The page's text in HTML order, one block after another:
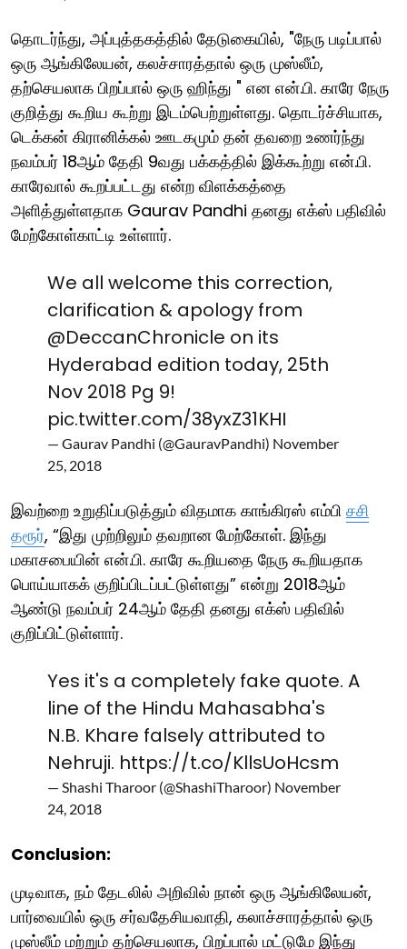
தொடர்ந்து, அப்புத்தகத்தில் தேடுகையில், "நேரு படிப்பால்
ஒரு ஆங்கிலேயன், கலச்சாரத்தால் ஒரு முஸ்லீம்,
தற்செயலாக பிறப்பால் ஒரு ஹிந்து " என என்.பி. காரே நேரு
குறித்து கூறிய கூற்று இடம்பெற்றுள்ளது. தொடர்ச்சியாக,
டெக்கன் கிரானிக்கல் ஊடகமும் தன் தவறை உணர்ந்து
நவம்பர் 18ஆம் தேதி 9வது பக்கத்தில் இக்கூற்று என்.பி.
காரேவால் கூறப்பட்டது என்ற விளக்கத்தை
அளித்துள்ளதாக Gaurav Pandhi தனது எக்ஸ் பதிவில்
மேற்கோள்காட்டி உள்ளார்.
We all welcome this correction,
clarification & apology from
@DeccanChronicle on its
Hyderabad edition today, 25th
Nov 2018 Pg 9!
pic.twitter.com/38yxZ31KHI
— Gaurav Pandhi (@GauravPandhi) November
25, 2018
இவற்றை உறுதிப்படுத்தும் விதமாக காங்கிரஸ் எம்பி சசி
தரூர், “இது முற்றிலும் தவறான மேற்கோள். இந்து
மகாசபையின் என்.பி. காரே கூறியதை நேரு கூறியதாக
பொய்யாகக் குறிப்பிடப்பட்டுள்ளது” என்று 2018ஆம்
ஆண்டு நவம்பர் 24ஆம் தேதி தனது எக்ஸ் பதிவில்
குறிப்பிட்டுள்ளார்.
Yes it's a completely fake quote. A
line of the Hindu Mahasabha's
N.B. Khare falsely attributed to
Nehruji. https://t.co/KllsUoHcsm
— Shashi Tharoor (@ShashiTharoor) November
24, 2018
Conclusion:
முடிவாக, நம் தேடலில் அறிவில் நான் ஒரு ஆங்கிலேயன்,
பார்வையில் ஒரு சர்வதேசியவாதி, கலாச்சாரத்தால் ஒரு
முஸ்லீம் மற்றும் தற்செயலாக, பிறப்பால் மட்டுமே இந்து